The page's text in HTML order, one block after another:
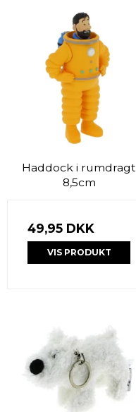
Haddock i rumdragt
8,5cm
49,95 DKK
VIS PRODUKT